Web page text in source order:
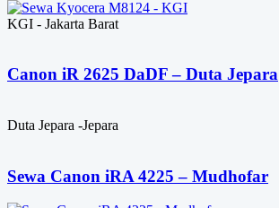
KGI - Jakarta Barat
Canon iR 2625 DaDF – Duta Jepara
Duta Jepara -Jepara
Sewa Canon iRA 4225 – Mudhofar